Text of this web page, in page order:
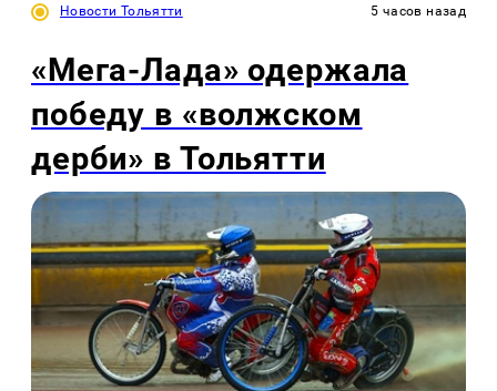
Новости Тольятти 5 часов назад
«Мега-Лада» одержала
победу в «волжском
дерби» в Тольятти